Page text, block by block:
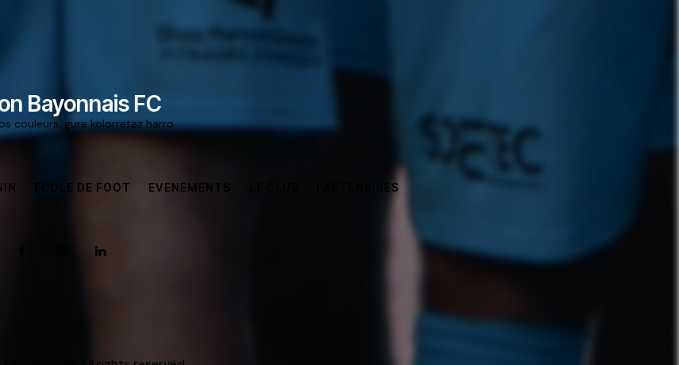
Bayonnais FC
couleurs, gure kolorretaz harro
ECOLE DE FOOT EVENEMENTS PARTENAIRES